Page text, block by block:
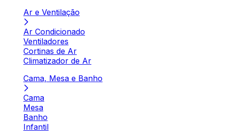
Ar e Ventilação
Ar Condicionado
Ventiladores
Cortinas de Ar
Climatizador de Ar
Cama, Mesa e Banho
Cama
Mesa
Banho
Infantil